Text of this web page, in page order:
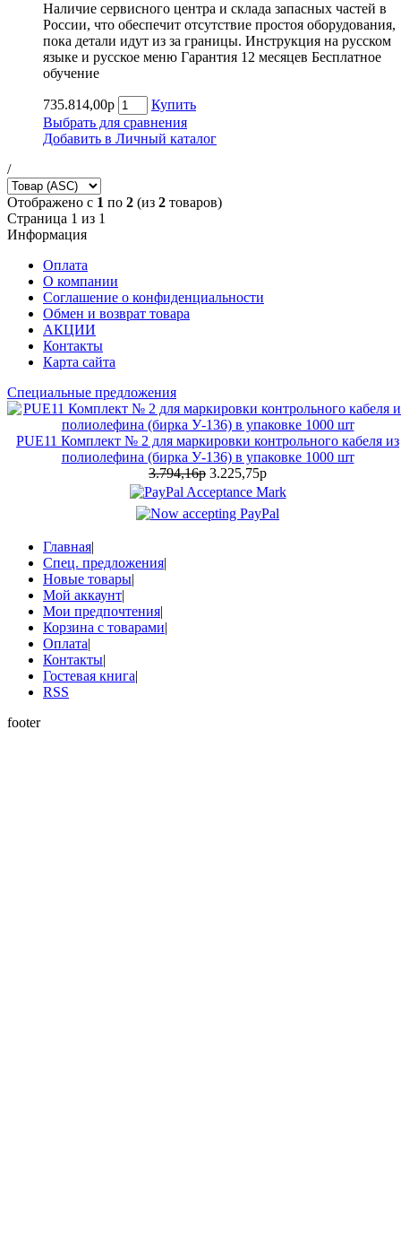
Наличие сервисного центра и склада запасных частей в
России, что обеспечит отсутствие простоя оборудования,
пока детали идут из за границы. Инструкция на русском
языке и русское меню Гарантия 12 месяцев Бесплатное
обучение
735.814,00р
Купить
Выбрать для сравнения
Добавить в Личный каталог
/
Отображено с 1 по 2 (из 2 товаров)
Страница 1 из 1
Информация
Оплата
О компании
Соглашение о конфиденциальности
Обмен и возврат товара
АКЦИИ
Контакты
Карта сайта
Специальные предложения
PUE11 Комплект № 2 для маркировки контрольного кабеля из
полиолефина (бирка У-136) в упаковке 1000 шт
3.794,16р 3.225,75р
Главная|
Спец. предложения|
Новые товары|
Мой аккаунт|
Мои предпочтения|
Корзина с товарами|
Оплата|
Контакты|
Гостевая книга|
RSS
footer